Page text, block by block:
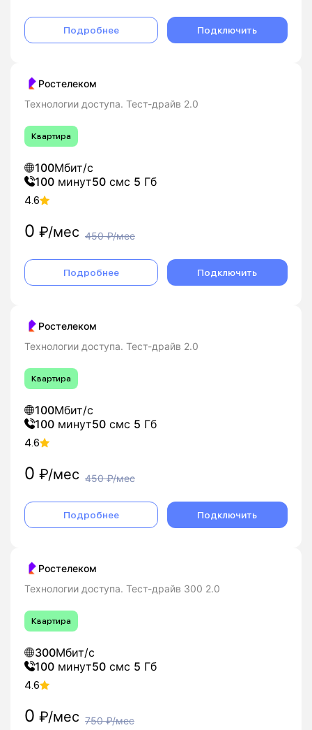
Подробнее Подключить
Ростелеком
Технологии доступа. Тест-драйв 2.0
Квартира
100Мбит/с
100 минут50 смс 5 Гб
4.6
0 ₽/мес 450₽/мес
Подробнее Подключить
Ростелеком
Технологии доступа. Тест-драйв 2.0
Квартира
100Мбит/с
100 минут50 смс 5 Гб
4.6
0 ₽/мес 450₽/мес
Подробнее Подключить
Ростелеком
Технологии доступа. Тест-драйв 300 2.0
Квартира
300Мбит/с
100 минут50 смс 5 Гб
4.6
0 ₽/мес 750₽/мес